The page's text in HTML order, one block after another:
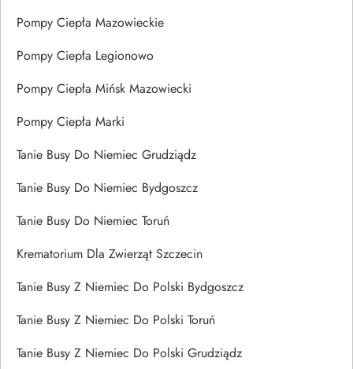
Pompy Ciepła Mazowieckie
Pompy Ciepła Legionowo
Pompy Ciepła Mińsk Mazowiecki
Pompy Ciepła Marki
Tanie Busy Do Niemiec Grudziądz
Tanie Busy Do Niemiec Bydgoszcz
Tanie Busy Do Niemiec Toruń
Krematorium Dla Zwierząt Szczecin
Tanie Busy Z Niemiec Do Polski Bydgoszcz
Tanie Busy Z Niemiec Do Polski Toruń
Tanie Busy Z Niemiec Do Polski Grudziądz